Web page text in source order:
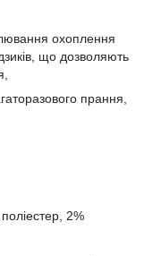
охоплення
що дозволяють
прання,
2%